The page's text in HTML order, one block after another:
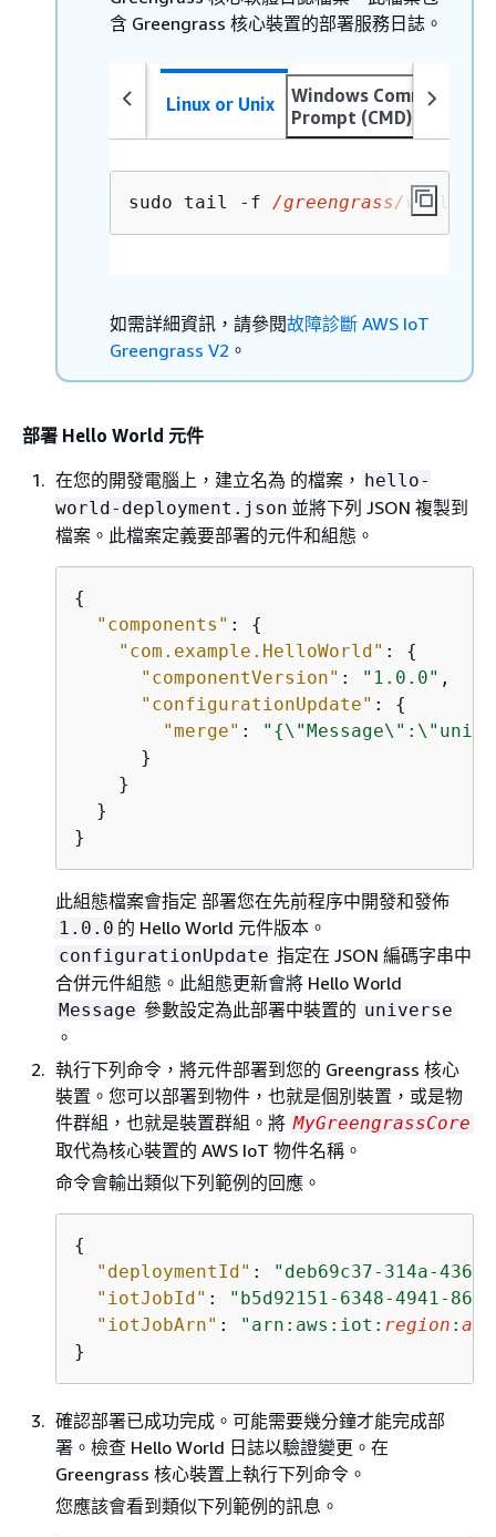
含 Greengrass 核心裝置的部署服務日誌。
Linux or Unix
Windows Command
Prompt (CMD)
sudo tail -f /greengrass/v2/logs/
如需詳細資訊，請參閱故障診斷 AWS IoT
Greengrass V2 。
部署 Hello World 元件
在您的開發電腦上，建立名為 的檔案， hello-
world-deployment.json 並將下列 JSON 複製到
檔案。此檔案定義要部署的元件和組態。
{
"components" : {
"com.example.HelloWorld" : {
"componentVersion" : "1.0.0" ,
"configurationUpdate" : {
"merge" : " {
      }
    }
  }
}
此組態檔案會指定 部署您在先前程序中開發和發佈
1.0.0 的 Hello World 元件版本。
configurationUpdate 指定在 JSON 編碼字串中
合併元件組態。此組態更新會將 Hello World
Message 參數設定為此部署中裝置的 universe
。
執行下列命令，將元件部署到您的 Greengrass 核心
裝置。您可以部署到物件，也就是個別裝置，或是物
件群組，也就是裝置群組。將 MyGreengrassCore
取代為核心裝置的 AWS IoT 物件名稱。
命令會輸出類似下列範例的回應。
{
"deploymentId" :
"deb69c37-314a-
"iotJobId" :
"b5d92151-6348-4941-
"iotJobArn" : "arn:aws:iot: region :
}
確認部署已成功完成。可能需要幾分鐘才能完成部
署。檢查 Hello World 日誌以驗證變更。在
Greengrass 核心裝置上執行下列命令。
您應該會看到類似下列範例的訊息。